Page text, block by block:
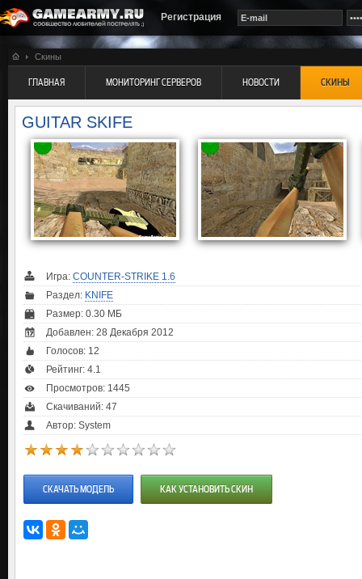
Регистрация
Скины
ГЛАВНАЯ МОНИТОРИНГ СЕРВЕРОВ НОВОСТИ СКИНЫ
GUITAR SKIFE
Игра: COUNTER-STRIKE 1.6
Раздел: KNIFE
Размер: 0.30 МБ
Добавлен: 28 Декабря 2012
Голосов: 12
Рейтинг: 4.1
Просмотров: 1445
Скачиваний: 47
Автор: System
СКАЧАТЬ МОДЕЛЬ КАК УСТАНОВИТЬ СКИН